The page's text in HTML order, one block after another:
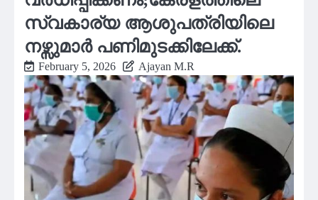
സ്വകാര്യ ആശുപത്രിയിലെ
നഴ്സുമാർ പണിമുടക്കിലേക്ക്.
February 5, 2026 Ajayan M.R